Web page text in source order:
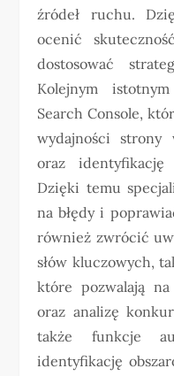
źródeł ruchu.
ocenić
dostosować
Kolejnym
Search Console,
wydajności strony
oraz identyfikację
Dzięki temu
na błędy i
również zwrócić
słów kluczowych,
które pozwalają
oraz analizę
także funkcje
identyfikację